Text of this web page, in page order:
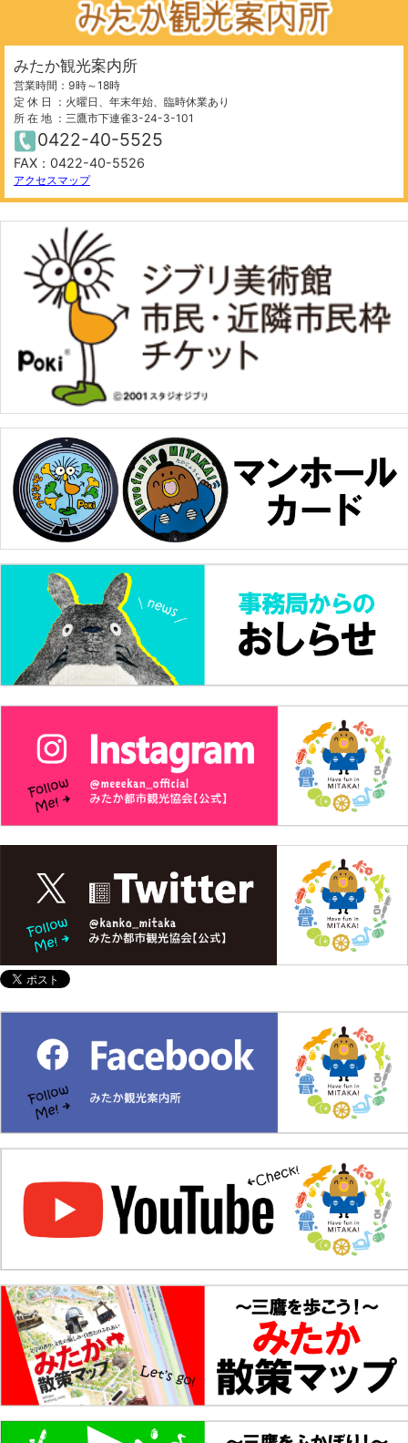
みたか観光案内所
営業時間：9時～18時
定 休 日 ：火曜日、年末年始、臨時休業あり
所 在 地 ：三鷹市下連雀3-24-3-101
0422-40-5525
FAX：0422-40-5526
アクセスマップ